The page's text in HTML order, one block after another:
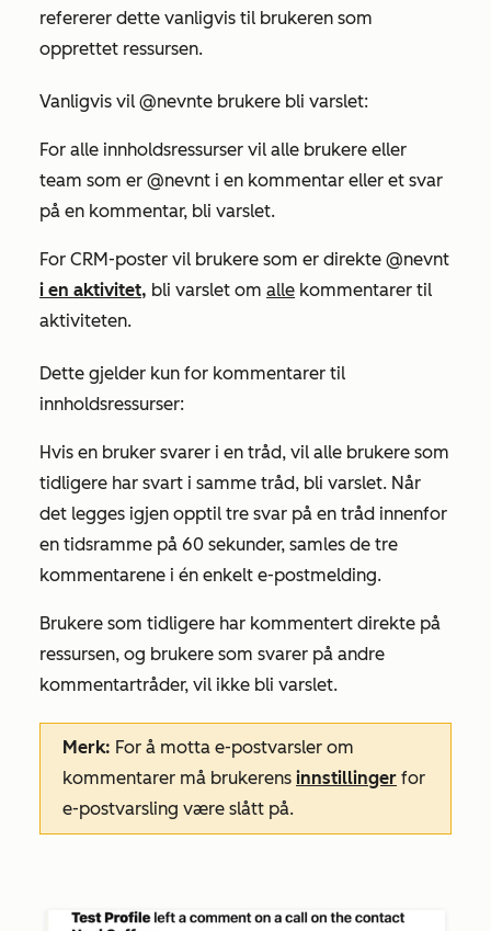
refererer dette vanligvis til brukeren som
opprettet ressursen.
Vanligvis vil @nevnte brukere bli varslet:
For alle innholdsressurser vil alle brukere eller
team som er @nevnt i en kommentar eller et svar
på en kommentar, bli varslet.
For CRM-poster vil brukere som er direkte @nevnt
i en aktivitet, bli varslet om alle kommentarer til
aktiviteten.
Dette gjelder kun for kommentarer til
innholdsressurser:
Hvis en bruker svarer i en tråd, vil alle brukere som
tidligere har svart i samme tråd, bli varslet. Når
det legges igjen opptil tre svar på en tråd innenfor
en tidsramme på 60 sekunder, samles de tre
kommentarene i én enkelt e-postmelding.
Brukere som tidligere har kommentert direkte på
ressursen, og brukere som svarer på andre
kommentartråder, vil ikke bli varslet.
Merk: For å motta e-postvarsler om
kommentarer må brukerens innstillinger for
e-postvarsling være slått på.